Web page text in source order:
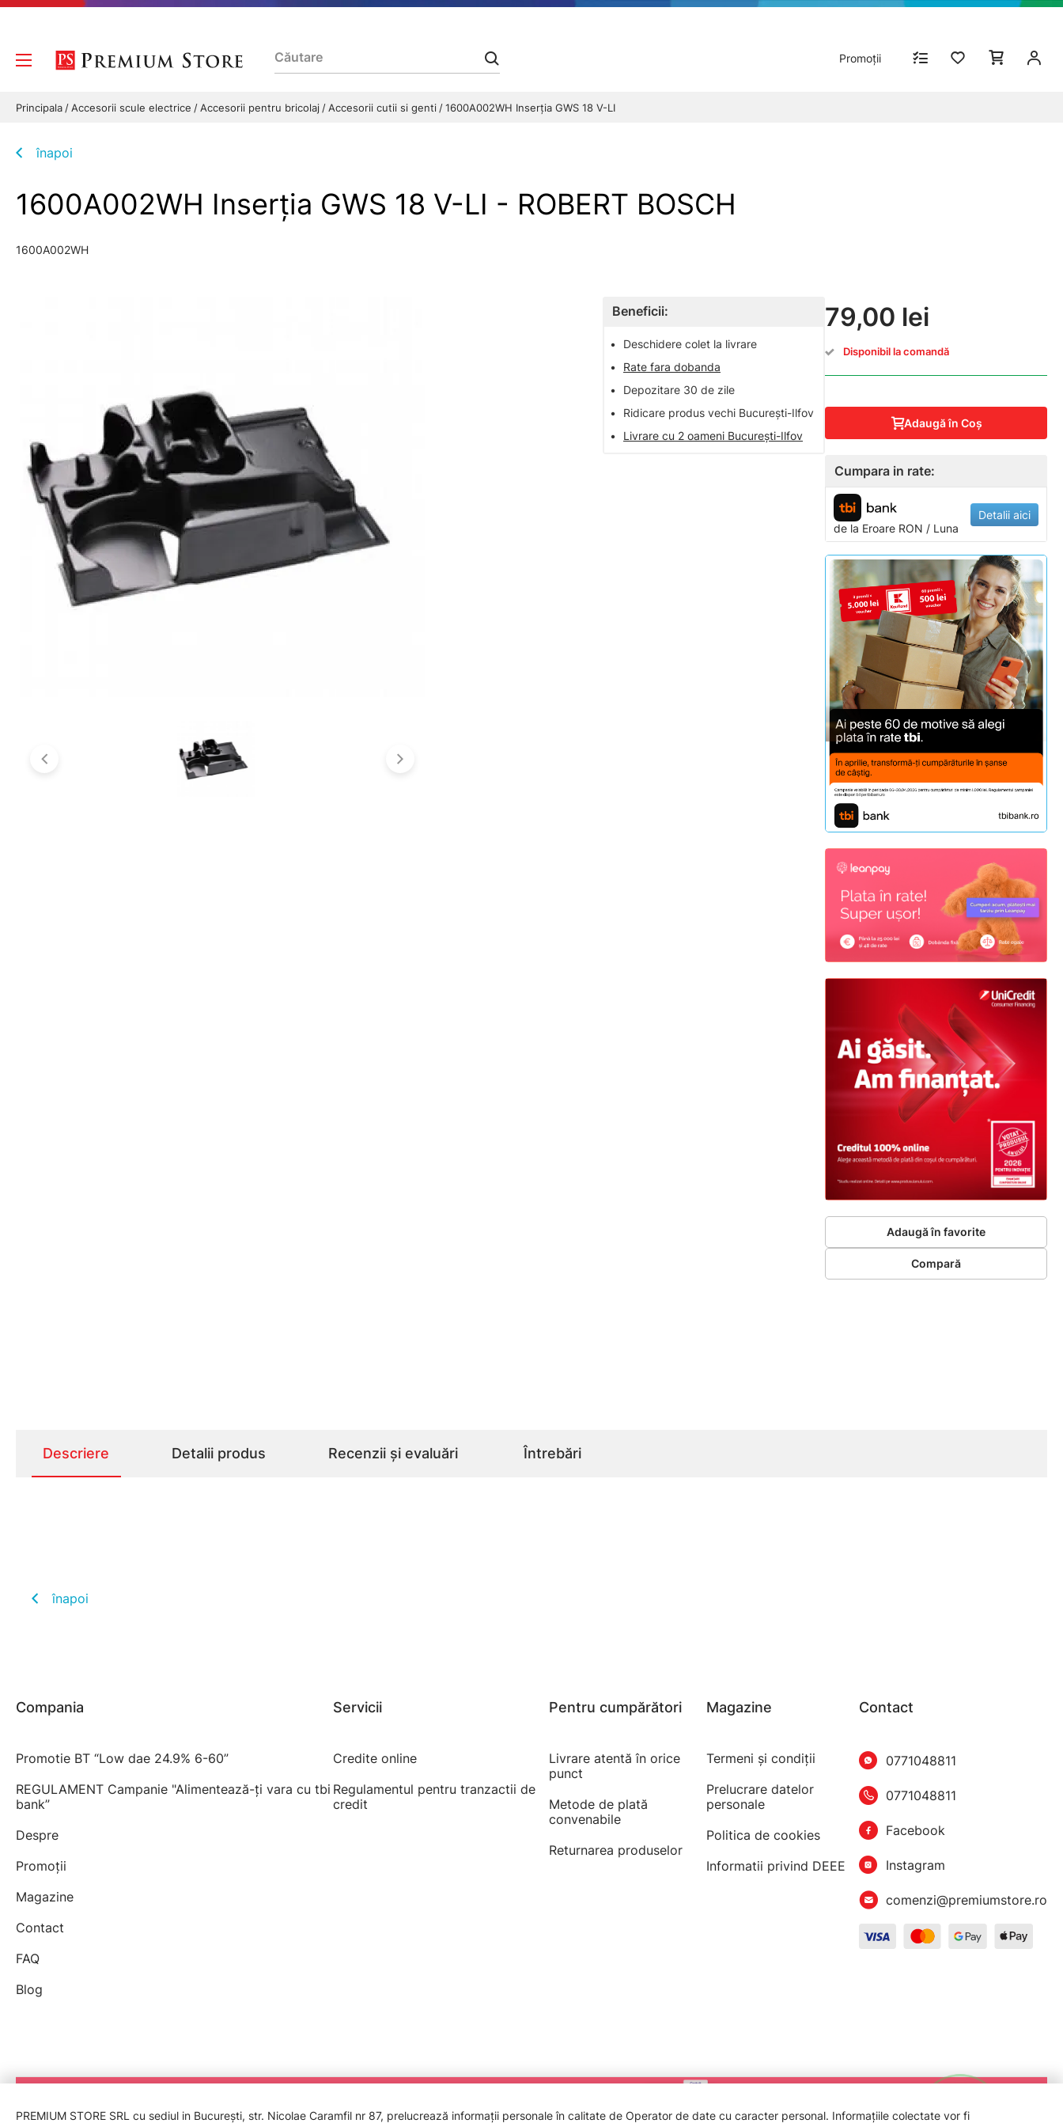
Promoții
Principala Accesorii scule electrice Accesorii pentru bricolaj Accesorii cutii si genti 1600A002WH Inserţia GWS 18 V-LI
înapoi
1600A002WH Inserţia GWS 18 V-LI - ROBERT BOSCH
1600A002WH
Beneficii:
•
Deschidere colet la livrare
•
Rate fara dobanda
•
Depozitare 30 de zile
•
Ridicare produs vechi București-Ilfov
•
Livrare cu 2 oameni București-Ilfov
79,00 lei
Disponibil la comandă
Adaugă în Coş
Cumpara in rate:
de la Eroare RON / Luna
Detalii aici
Adaugă în favorite
Compară
Descriere Detalii produs Recenzii și evaluări Întrebări
înapoi
Compania
Promotie BT “Low dae 24.9% 6-60”
REGULAMENT Campanie "Alimentează-ți vara cu tbi
bank”
Despre
Promoții
Magazine
Contact
FAQ
Blog
Servicii
Credite online
Regulamentul pentru tranzactii de
credit
Pentru cumpărători
Livrare atentă în orice
punct
Metode de plată
convenabile
Returnarea produselor
Magazine
Termeni şi condiţii
Prelucrare datelor
personale
Politica de cookies
Informatii privind DEEE
Contact
0771048811
0771048811
Facebook
Instagram
comenzi@premiumstore.ro
PREMIUM STORE SRL cu sediul in București, str. Nicolae Caramfil nr 87, prelucrează informații personale în calitate de Operator de date cu caracter personal. Informațiile colectate vor fi